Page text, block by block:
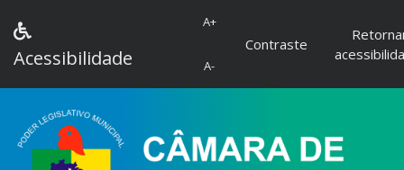
Acessibilidade
A+
A-
Contraste